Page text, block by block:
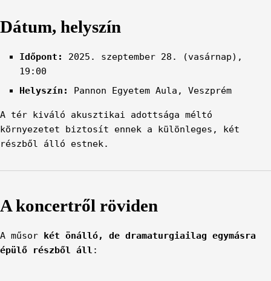
Dátum, helyszín
Időpont:
2025. szeptember 28. (vasárnap),
19:00
Helyszín:
Pannon Egyetem Aula, Veszprém
A tér kiváló akusztikai adottsága méltó
környezetet biztosít ennek a különleges, két
részből álló estnek.
A koncertről röviden
A műsor két önálló, de dramaturgiailag egymásra
épülő részből áll :